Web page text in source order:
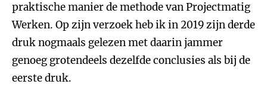
praktische manier de methode van Projectmatig
Werken. Op zijn verzoek heb ik in 2019 zijn derde
druk nogmaals gelezen met daarin jammer
genoeg grotendeels dezelfde conclusies als bij de
eerste druk.